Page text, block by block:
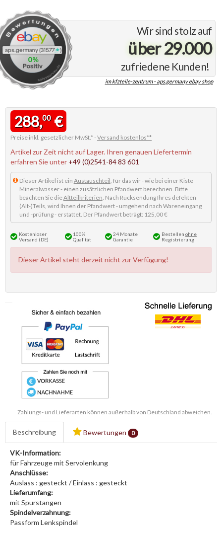
Wir sind stolz auf
über 29.000
zufriedene Kunden!
im kfzteile-zentrum - aps.germany ebay shop
288,00€
Preise inkl. gesetzlicher MwSt.* -Versand kostenlos**
Artikel zur Zeit nicht auf Lager. Ihren genauen Liefertermin
erfahren Sie unter +49 (0)2541-84 83 601
Dieser Artikel ist ein Austauschteil, für das wir - wie bei einer Kiste
Mineralwasser - einen zusätzlichen Pfandwert berechnen. Bitte
beachten Sie dieAltteilkriterien. Nach Rücksendung Ihres defekten
(Alt-)Teils, wird Ihnen der Pfandwert - umgehend nach Wareneingang
und -prüfung - erstattet. Der Pfandwert beträgt: 125,00 €
Kostenloser
Versand (DE)
100%
Qualität
24 Monate
Garantie
Bestellen ohne
Registrierung
Dieser Artikel steht derzeit nicht zur Verfügung!
Zahlungs- und Lieferarten können außerhalb von Deutschland abweichen.
Beschreibung Bewertungen 0
VK-Information:
für Fahrzeuge mit Servolenkung
Anschlüsse:
Auslass : gesteckt / Einlass : gesteckt
Lieferumfang:
mit Spurstangen
Spindelverzahnung:
Passform Lenkspindel